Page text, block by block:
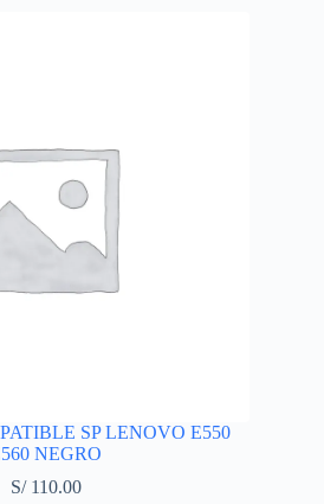
SP LENOVO E550
NEGRO
S/110.00